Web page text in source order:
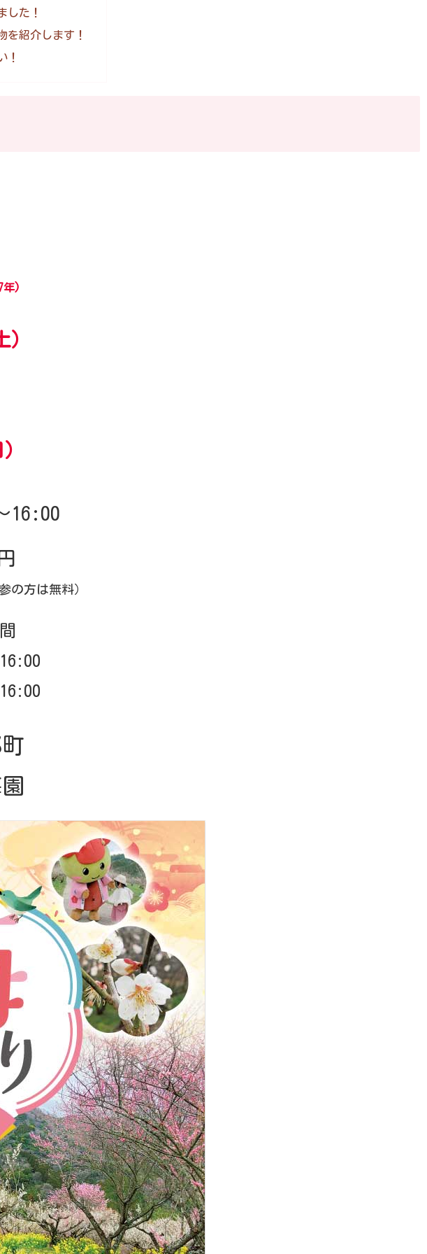
した！
を紹介します！
！
年)
）
16:00
の方は無料）